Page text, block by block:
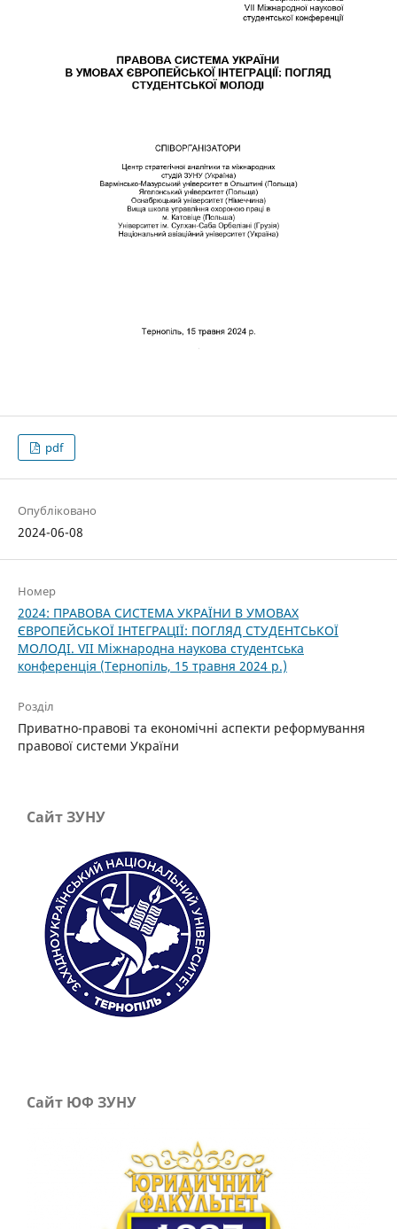
pdf
Опубліковано
2024-06-08
Номер
2024: ПРАВОВА СИСТЕМА УКРАЇНИ В УМОВАХ
ЄВРОПЕЙСЬКОЇ ІНТЕГРАЦІЇ: ПОГЛЯД СТУДЕНТСЬКОЇ
МОЛОДІ. VІІ Міжнародна наукова студентська
конференція (Тернопіль, 15 травня 2024 р.)
Розділ
Приватно-правові та економічні аспекти реформування
правової системи України
Сайт ЗУНУ
Сайт ЮФ ЗУНУ